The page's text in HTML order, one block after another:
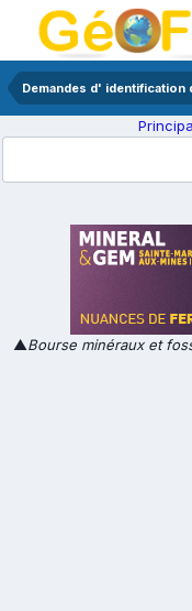
Demandes d' identification
▲Bourse minéraux et